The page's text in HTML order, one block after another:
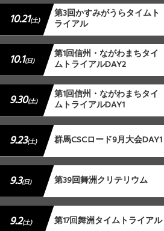
10.21(土) 第3回かすみがうらタイムト
ライアル
10.1(日) 第1回信州・ながわまちタイ
ムトライアルDAY2
9.30(土) 第1回信州・ながわまちタイ
ムトライアルDAY1
9.23(土) 群馬CSCロード9月大会DAY1
9.3(日) 第39回舞洲クリテリウム
9.2(土) 第17回舞洲タイムトライアル